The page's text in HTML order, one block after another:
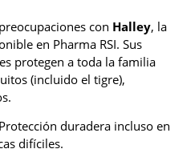
con Halley, la
en Pharma RSI. Sus
protegen a toda la familia
(incluido el tigre),
Protección duradera incluso en
difíciles.